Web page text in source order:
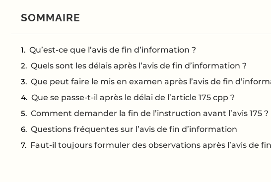
SOMMAIRE
Qu’est-ce que l’avis de fin d’information ?
Quels sont les délais après l’avis de fin d’information ?
Que peut faire le mis en examen après l’avis de fin
Que se passe-t-il après le délai de l’article 175 cpp ?
Comment demander la fin de l’instruction avant l’avis 175 ?
Questions fréquentes sur l’avis de fin d’information
Faut-il toujours formuler des observations après l’avis de